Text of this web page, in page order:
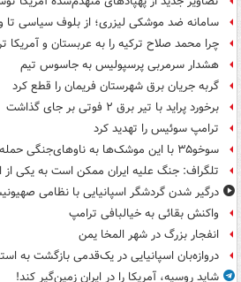
سامانه ضد موشکی لیزری؛ از بلوف سیاسی تا
چرا محمد صلاح ترکیه را به عربستان و آمریکا
هشدار سرمربی پرسپولیس به جاسوس تیم
گربه جریان برق شهرستان فریمان را قطع کرد
برخورد پراید با تیر برق ۲ فوتی بر جای گذاشت
ترامپ سوئیس را تهدید کرد
سوخو۳۵ با این موشک‌ها به ناوهای‌جنگی حمله می‌کند
تلگراف: جنگ علیه ایران ممکن است به یکی از
درگیر شدن گردشگر اسپانیایی با نظامی
واکنش بقائی به خیالبافی ترامپ
انفجار بزرگ در شهر المخا یمن
دروازه‌بان اسپانیایی در یک‌قدمی بازگشت به
شاید روسیه، آمریکا را در ایران زمین‌گیر کند!